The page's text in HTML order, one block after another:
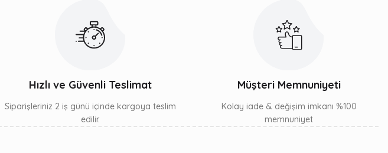
Hızlı ve Güvenli Teslimat
Siparişleriniz 2 iş günü içinde kargoya teslim
edilir.
Müşteri Memnuniyeti
Kolay iade & değişim imkanı %100
memnuniyet